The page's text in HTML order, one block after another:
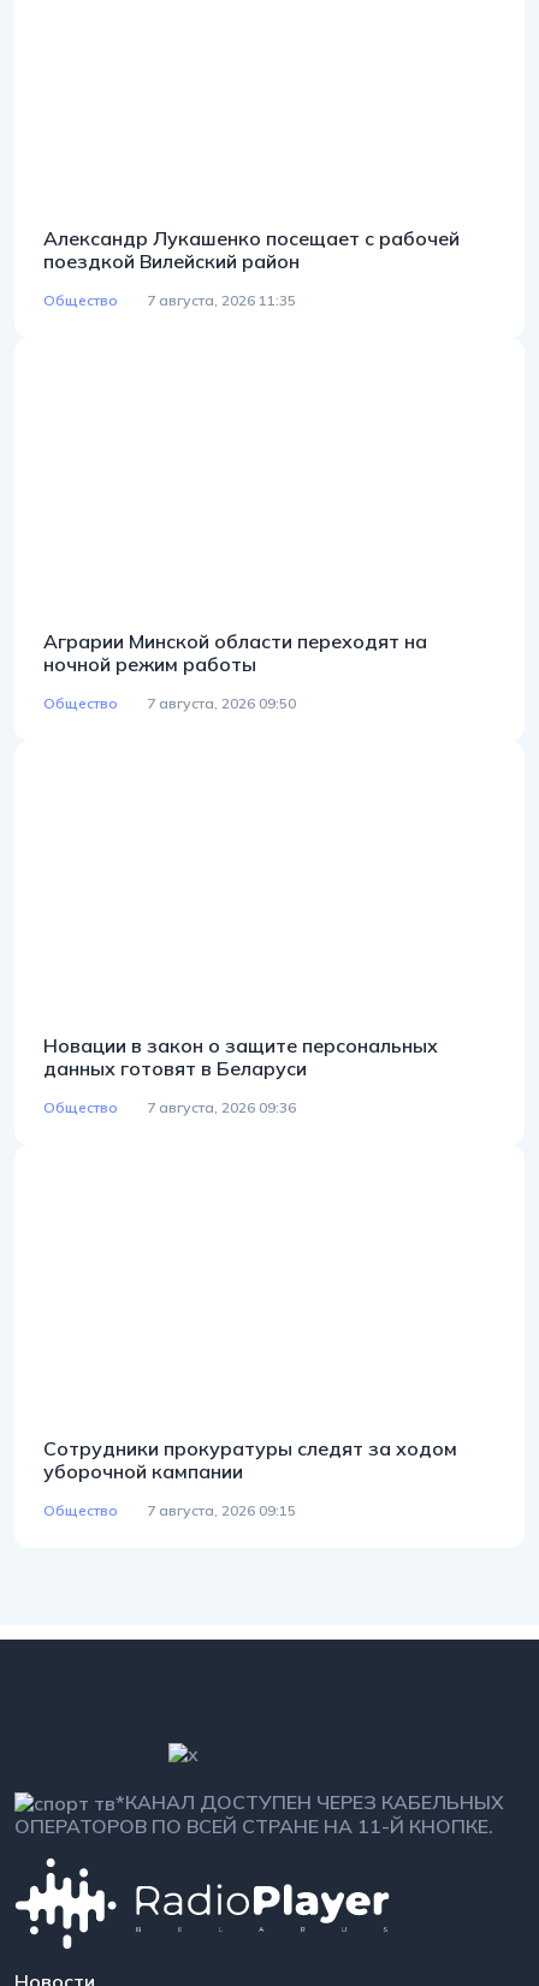
Александр Лукашенко посещает с рабочей
поездкой Вилейский район
Общество 7 августа, 2026 11:35
Аграрии Минской области переходят на
ночной режим работы
Общество 7 августа, 2026 09:50
Новации в закон о защите персональных
данных готовят в Беларуси
Общество 7 августа, 2026 09:36
Сотрудники прокуратуры следят за ходом
уборочной кампании
Общество 7 августа, 2026 09:15
*КАНАЛ ДОСТУПЕН ЧЕРЕЗ КАБЕЛЬНЫХ
ОПЕРАТОРОВ ПО ВСЕЙ СТРАНЕ НА 11-Й КНОПКЕ.
Новости